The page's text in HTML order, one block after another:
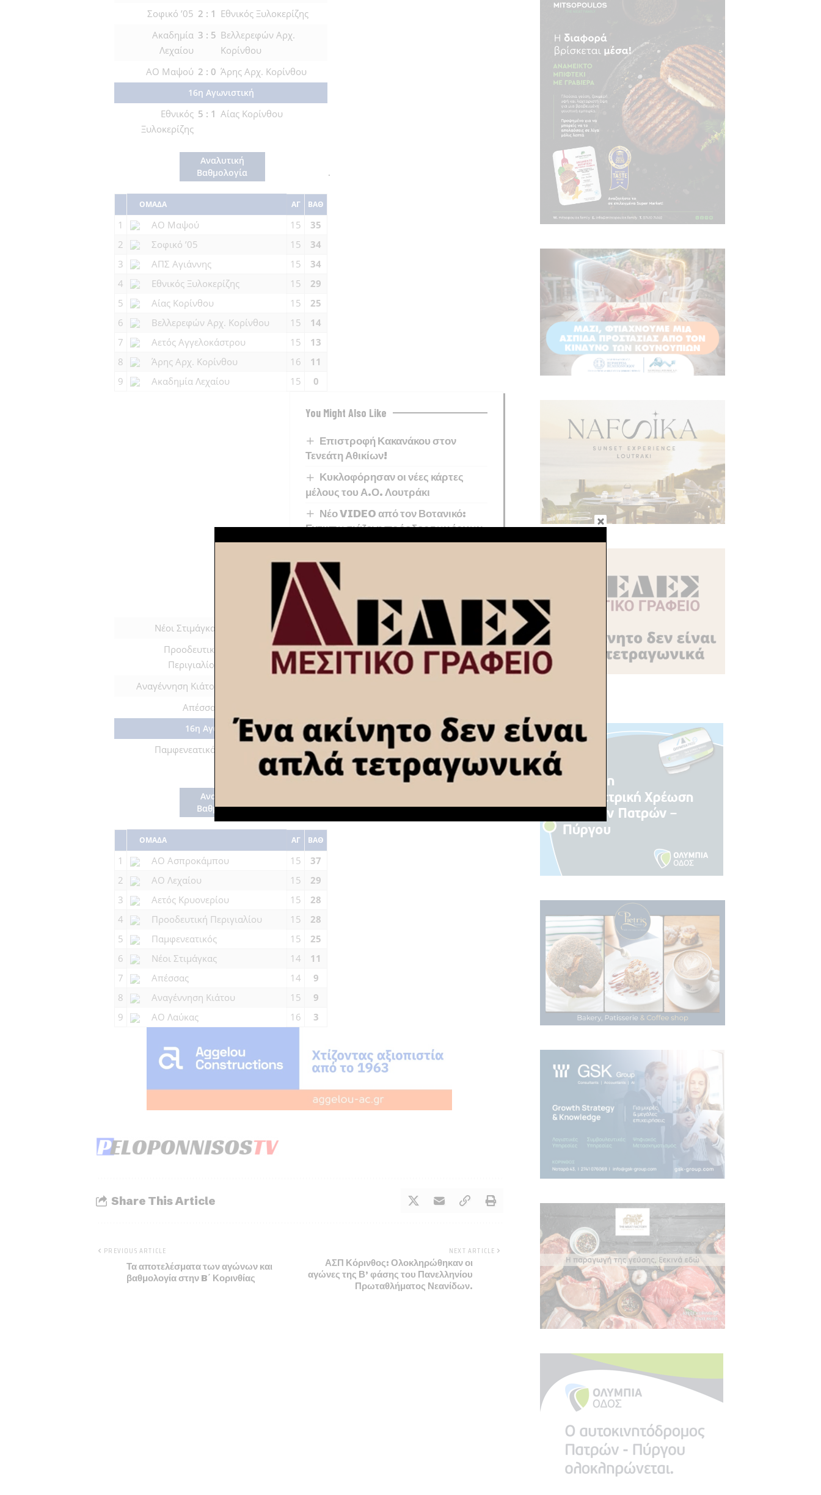
Σοφικό ’05 2 : 1 Εθνικός Ξυλοκερίζης
Ακαδημία
Λεχαίου
3 : 5 Βελλερεφών Αρχ.
Κορίνθου
ΑΟ Μαψού 2 : 0 Άρης Αρχ. Κορίνθου
16η Αγωνιστική
Εθνικός
Ξυλοκερίζης
5 : 1 Αίας Κορίνθου
Αναλυτική
Βαθμολογία
ΟΜΑΔΑ ΑΓ ΒΑΘ
1 ΑΟ Μαψού 15
35
2
Σοφικό ’05 15
34
3
ΑΠΣ Αγιάννης 15
34
4
Εθνικός Ξυλοκερίζης 15
29
5
Αίας Κορίνθου 15
25
6
Βελλερεφών Αρχ. Κορίνθου 15
14
7
Αετός Αγγελοκάστρου 15
13
8
Άρης Αρχ. Κορίνθου 16
11
9
Ακαδημία Λεχαίου 15 0
You Might Also Like
Επιστροφή Κακανάκου στον
Τενεάτη Αθικίων!
Κυκλοφόρησαν οι νέες κάρτες
μέλους του Α.Ο. Λουτράκι
Νέο VIDEO από τον Βοτανικό:
Εντυπωσιάζει η πρόοδος των έργων
στο νέο γήπεδο του Παναθηναϊκού
ΑΟ Λουτράκι: Συνεχίζει τις
μεταγραφές με στόχο την ενίσχυση
του ρόστερ
Νέοι Στιμάγκας
ΑΟ Ασπροκάμπου
Προοδευτική
Περιγιαλίου
Παμφενεατικός
Αναγέννηση Κιάτου
Απέσσας
16η Αγωνιστσική
Παμφενεατικός
Κιάτου
Αναλυτική
Βαθμολογία
ΟΜΑΔΑ ΑΓ ΒΑΘ
1 ΑΟ Ασπροκάμπου 15
37
2
ΑΟ Λεχαίου 15
29
3
Αετός Κρυονερίου 15
28
4
Προοδευτική Περιγιαλίου 15
28
5
Παμφενεατικός 15
25
6
Νέοι Στιμάγκας 14
11
7
Απέσσας 14
9
8
Αναγέννηση Κιάτου 15
9
9
ΑΟ Λαύκας 16 3
.
Share This Article
PREVIOUS ARTICLE
Τα αποτελέσματα των αγώνων και
βαθμολογία στην B΄ Κορινθίας
NEXT ARTICLE
ΑΣΠ Κόρινθος: Ολοκληρώθηκαν οι
αγώνες της Β’ φάσης του Πανελληνίου
Πρωταθλήματος Νεανίδων.